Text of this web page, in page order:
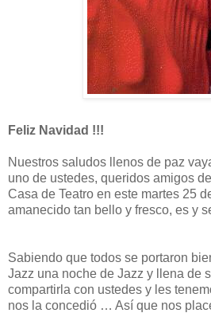
Feliz Navidad !!!
Nuestros saludos llenos de paz
uno de ustedes, queridos amigos
Casa de Teatro en este martes 25
amanecido tan bello y fresco, es y
Sabiendo que todos se portaron
Jazz una noche de Jazz y llena de
compartirla con ustedes y les
nos la concedió … Así que nos